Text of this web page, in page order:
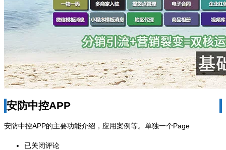
安防中控APP
安防中控APP的主要功能介绍，应用案例等。单独一个Page
安
已关闭评论